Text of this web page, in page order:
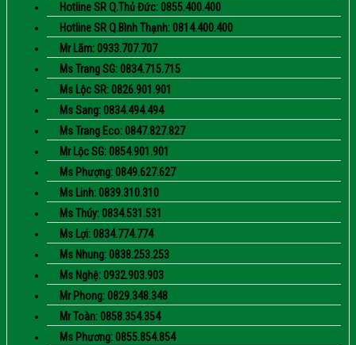
Hotline SR Q.Thủ Đức: 0855.400.400
Hotline SR Q.Bình Thạnh: 0814.400.400
Mr Lãm: 0933.707.707
Ms Trang SG: 0834.715.715
Ms Lộc SR: 0826.901.901
Ms Sang: 0834.494.494
Ms Trang Eco: 0847.827.827
Mr Lộc SG: 0854.901.901
Ms Phượng: 0849.627.627
Ms Linh: 0839.310.310
Ms Thúy: 0834.531.531
Ms Lợi: 0834.774.774
Ms Nhung: 0838.253.253
Ms Nghệ: 0932.903.903
Mr Phong: 0829.348.348
Mr Toàn: 0858.354.354
Ms Phương: 0855.854.854